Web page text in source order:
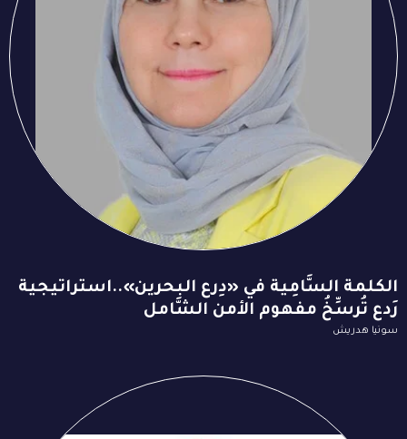
الكلمة السَّامِية في «دِرع البحرين»..استراتيجية
رَدع تُرسِّخُ مفهوم الأمن الشَّامل
سونيا هدريش